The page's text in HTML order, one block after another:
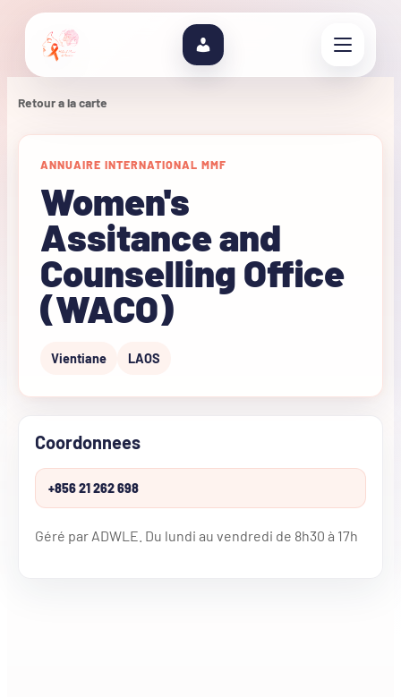
Retour a la carte
ANNUAIRE INTERNATIONAL MMF
Women's
Assitance and
Counselling Office
(WACO)
Vientiane LAOS
Coordonnees
+856 21 262 698
Géré par ADWLE. Du lundi au vendredi de 8h30 à 17h